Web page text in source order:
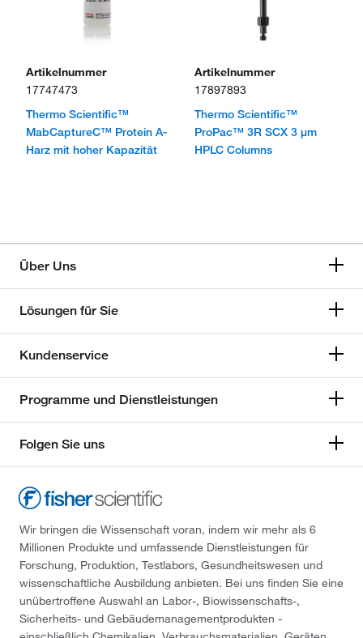
Artikelnummer
17747473
Thermo Scientific™
MabCaptureC™ Protein A-
Harz mit hoher Kapazität
Artikelnummer
17897893
Thermo Scientific™
ProPac™ 3R SCX 3 μm
HPLC Columns
Über Uns
Lösungen für Sie
Kundenservice
Programme und Dienstleistungen
Folgen Sie uns
Wir bringen die Wissenschaft voran, indem wir mehr als 6
Millionen Produkte und umfassende Dienstleistungen für
Forschung, Produktion, Testlabors, Gesundheitswesen und
wissenschaftliche Ausbildung anbieten. Bei uns finden Sie eine
unübertroffene Auswahl an Labor-, Biowissenschafts-,
Sicherheits- und Gebäudemanagementprodukten -